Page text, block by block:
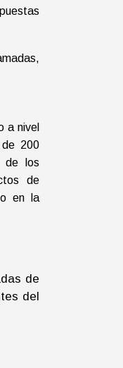
a nivel
de 200
de los
de
en la
de
del